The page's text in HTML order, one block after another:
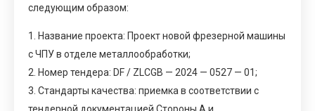
следующим образом:
1. Название проекта: Проект новой фрезерной машины
с ЧПУ в отделе металлообработки;
2. Номер тендера: DF / ZLCGB — 2024 — 0527 — 01;
3. Стандарты качества: приемка в соответствии с
тендерной документацией Стороны А и